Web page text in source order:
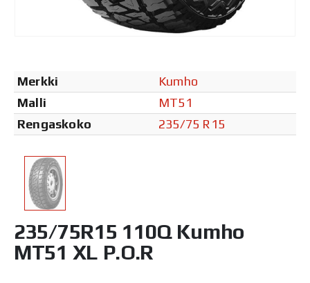
Merkki
Kumho
Malli
MT51
Rengaskoko
235/75 R15
235/75R15 110Q Kumho
MT51 XL P.O.R